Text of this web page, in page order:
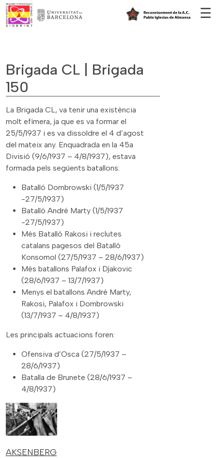
☰
Brigada CL | Brigada
150
La Brigada CL, va tenir una existència
molt efímera, ja que es va formar el
25/5/1937 i es va dissoldre el 4 d’agost
del mateix any. Enquadrada en la 45a
Divisió (9/6/1937 – 4/8/1937), estava
formada pels següents batallons:
Batalló Dombrowski (1/5/1937
-27/5/1937)
Batalló André Marty (1/5/1937
-27/5/1937)
Més Batalló Rakosi i reclutes
catalans pagesos del Batalló
Konsomol (27/5/1937 – 28/6/1937)
Més batallons Palafox i Djakovic
(28/6/1937 – 13/7/1937)
Menys el batallons André Marty,
Rakosi, Palafox i Dombrowski
(13/7/1937 – 4/8/1937)
Les principals actuacions foren:
Ofensiva d’Osca (27/5/1937 –
28/6/1937)
Batalla de Brunete (28/6/1937 –
4/8/1937)
AKSENBERG